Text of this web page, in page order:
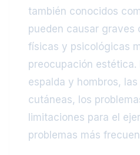
también conocidos
pueden causar graves
físicas y psicológicas
preocupación estética.
espalda y hombros,
cutáneas, los
limitaciones para el
problemas más